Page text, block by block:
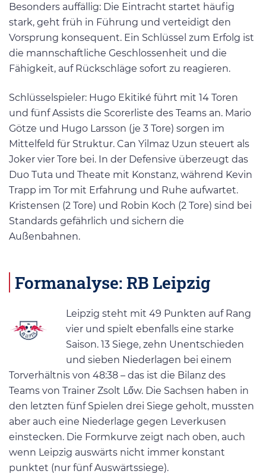
Besonders auffällig: Die Eintracht startet häufig
stark, geht früh in Führung und verteidigt den
Vorsprung konsequent. Ein Schlüssel zum Erfolg ist
die mannschaftliche Geschlossenheit und die
Fähigkeit, auf Rückschläge sofort zu reagieren.
Schlüsselspieler: Hugo Ekitiké führt mit 14 Toren
und fünf Assists die Scorerliste des Teams an​. Mario
Götze und Hugo Larsson (je 3 Tore) sorgen im
Mittelfeld für Struktur. Can Yilmaz Uzun steuert als
Joker vier Tore bei. In der Defensive überzeugt das
Duo Tuta und Theate mit Konstanz, während Kevin
Trapp im Tor mit Erfahrung und Ruhe aufwartet.
Kristensen (2 Tore) und Robin Koch (2 Tore) sind bei
Standards gefährlich und sichern die
Außenbahnen.
Formanalyse: RB Leipzig
Leipzig steht mit 49 Punkten auf Rang
vier und spielt ebenfalls eine starke
Saison. 13 Siege, zehn Unentschieden
und sieben Niederlagen bei einem
Torverhältnis von 48:38 – das ist die Bilanz des
Teams von Trainer Zsolt Lőw​. Die Sachsen haben in
den letzten fünf Spielen drei Siege geholt, mussten
aber auch eine Niederlage gegen Leverkusen
einstecken. Die Formkurve zeigt nach oben, auch
wenn Leipzig auswärts nicht immer konstant
punktet (nur fünf Auswärtssiege).